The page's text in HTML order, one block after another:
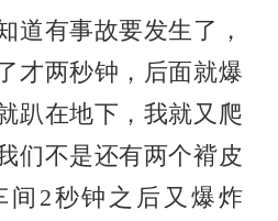
道有事故要发生了，
才两秒钟，后面就爆
趴在地下，我就又爬
们不是还有两个褙皮
间2秒钟之后又爆炸